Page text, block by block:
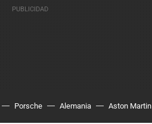
Porsche Alemania Aston Martin